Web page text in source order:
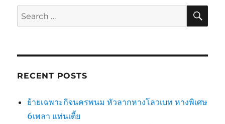
Search
for:
RECENT POSTS
ย้ายเฉพาะกิจนครพนม หัวลากหางโลวเบท หางพิเศษ
6เพลา แท่นเตี้ย